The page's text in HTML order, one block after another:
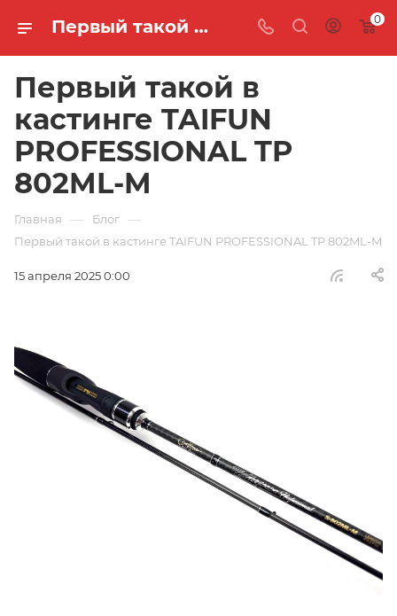
Первый такой в кастинге TAIFUN PROFESSIONAL TP 802ML-M 0
Первый такой в
кастинге TAIFUN
PROFESSIONAL TP
802ML-M
Главная — Блог —
Первый такой в кастинге TAIFUN PROFESSIONAL TP 802ML-M
15 апреля 2025 0:00